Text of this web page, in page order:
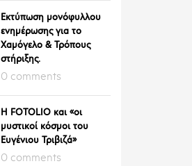
Εκτύπωση μονόφυλλου
ενημέρωσης για το
Χαμόγελο & Τρόπους
στήριξης.
0 comments
Η FOTOLIO και «οι
μυστικοί κόσμοι του
Ευγένιου Τριβιζά»
0 comments